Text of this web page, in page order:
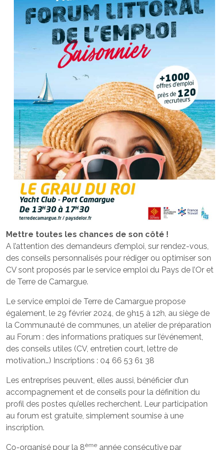
Mettre toutes les chances de son côté !
A l’attention des demandeurs d’emploi, sur rendez-vous,
des conseils personnalisés pour rédiger ou optimiser son
CV sont proposés par le service emploi du Pays de l’Or et
de Terre de Camargue.
Le service emploi de Terre de Camargue propose
également, le 29 février 2024, de 9h15 à 12h, au siège de
la Communauté de communes, un atelier de préparation
au Forum : des informations pratiques sur l’événement,
des conseils utiles (CV, entretien court, lettre de
motivation…) Inscriptions : 04 66 53 61 38
Les entreprises peuvent, elles aussi, bénéficier d’un
accompagnement et de conseils pour la définition du
profil des postes qu’elles recherchent. Leur participation
au forum est gratuite, simplement soumise à une
inscription.
Co-organisé pour la 8ème année consécutive par